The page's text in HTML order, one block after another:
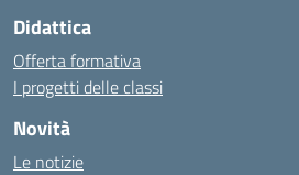
Didattica
Offerta formativa
I progetti delle classi
Novità
Le notizie